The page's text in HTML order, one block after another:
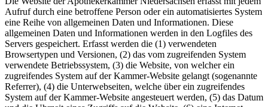
Aufruf durch eine betroffene Person oder ein automatisiertes System
eine Reihe von allgemeinen Daten und Informationen. Diese
allgemeinen Daten und Informationen werden in den Logfiles des
Servers gespeichert. Erfasst werden die (1) verwendeten
Browsertypen und Versionen, (2) das vom zugreifenden System
verwendete Betriebssystem, (3) die Website, von welcher ein
zugreifendes System auf der Kammer-Website gelangt (sogenannte
Referrer), (4) die Unterwebseiten, welche über ein zugreifendes
System auf der Kammer-Website angesteuert werden, (5) das Datum